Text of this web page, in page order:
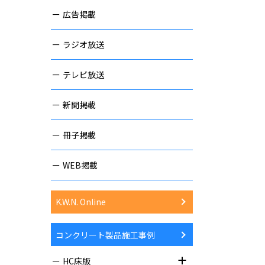
広告掲載
ラジオ放送
テレビ放送
新聞掲載
冊子掲載
WEB掲載
K.W.N. Online
コンクリート製品施工事例
HC床版